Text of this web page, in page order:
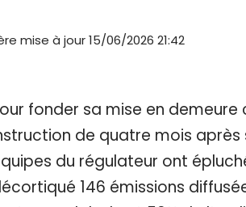
mise à jour 15/06/2026 21:42
fonder sa mise en demeure
de quatre mois après
du régulateur ont
146 émissions